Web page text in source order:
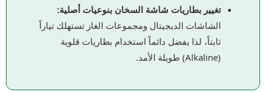
تغيير بطاريات شاشة السخان بنوعيات أصلية:
الشاشات الديجيتال ومجموعات الغاز تستهلك تياراً
ثابتاً، لذا يفضل دائماً استخدام بطاريات قلوية
(Alkaline) طويلة الأمد.